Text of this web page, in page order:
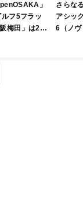
」
フ5フラッ
梅田」は2フ
さらな
アシッ
6（ノ